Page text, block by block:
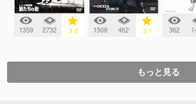
1359 2732 3.8 1508 462 3.1 362
もっと見る